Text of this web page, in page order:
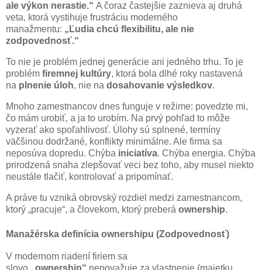
ale výkon nerastie.“ A čoraz častejšie zaznieva aj druhá
veta, ktorá vystihuje frustráciu moderného
manažmentu: „Ľudia chcú flexibilitu, ale nie
zodpovednosť.“
To nie je problém jednej generácie ani jedného trhu. To je
problém firemnej kultúry, ktorá bola dlhé roky nastavená
na plnenie úloh, nie na dosahovanie výsledkov.
Mnoho zamestnancov dnes funguje v režime: povedzte mi,
čo mám urobiť, a ja to urobím. Na prvý pohľad to môže
vyzerať ako spoľahlivosť. Úlohy sú splnené, termíny
väčšinou dodržané, konflikty minimálne. Ale firma sa
neposúva dopredu. Chýba iniciatíva. Chýba energia. Chýba
prirodzená snaha zlepšovať veci bez toho, aby musel niekto
neustále tlačiť, kontrolovať a pripomínať.
A práve tu vzniká obrovský rozdiel medzi zamestnancom,
ktorý „pracuje“, a človekom, ktorý preberá ownership.
Manažérska definícia ownershipu (Zodpovednosť)
V modernom riadení firiem sa
slovo „ownership“ nepovažuje za vlastnenie (majetku,